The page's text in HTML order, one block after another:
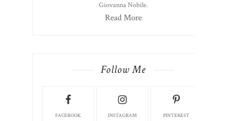
Giovanna Nobile.
Read More
Follow Me
FACEBOOK INSTAGRAM PINTEREST